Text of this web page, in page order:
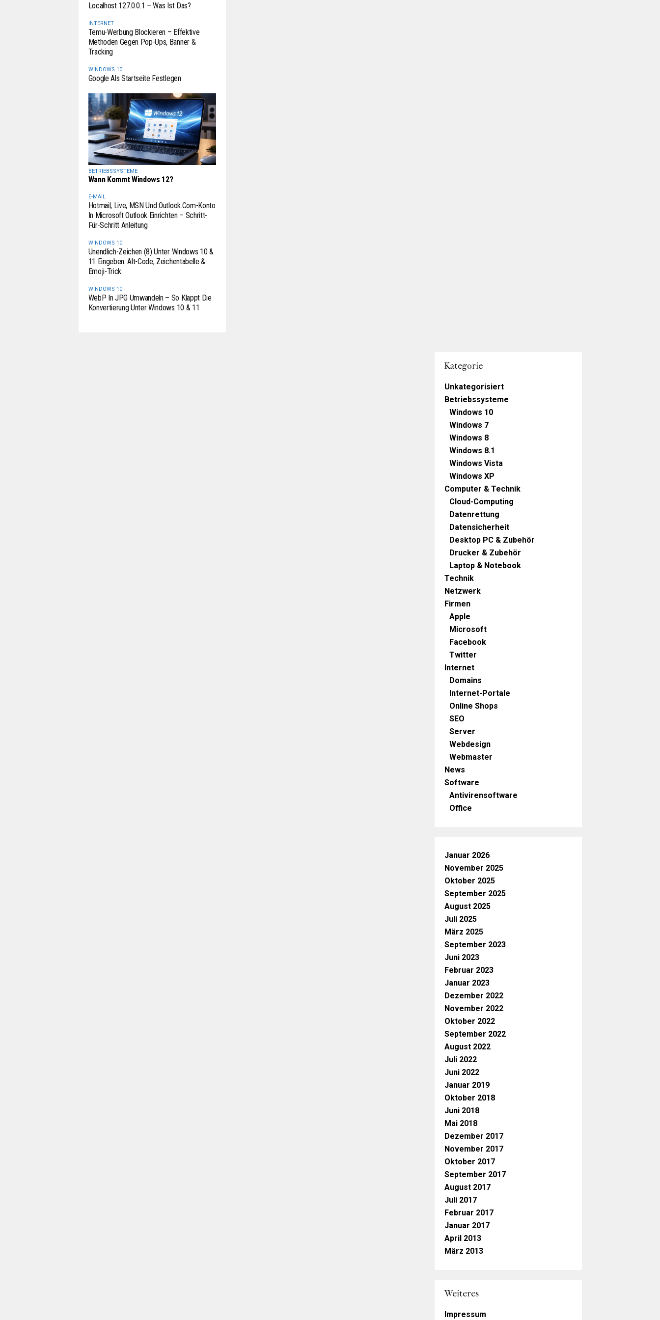
Localhost 127.0.0.1 – Was Ist Das?
INTERNET
Temu-Werbung Blockieren – Effektive
Methoden Gegen Pop-Ups, Banner &
Tracking
WINDOWS 10
Google Als Startseite Festlegen
BETRIEBSSYSTEME
Wann Kommt Windows 12?
E-MAIL
Hotmail, Live, MSN Und Outlook.com-Konto
In Microsoft Outlook Einrichten – Schritt-
Für-Schritt Anleitung
WINDOWS 10
Unendlich-Zeichen (8) Unter Windows 10 &
11 Eingeben: Alt-Code, Zeichentabelle &
Emoji-Trick
WINDOWS 10
WebP In JPG Umwandeln – So Klappt Die
Konvertierung Unter Windows 10 & 11
Kategorie
Unkategorisiert
Betriebssysteme
Windows 10
Windows 7
Windows 8
Windows 8.1
Windows Vista
Windows XP
Computer & Technik
Cloud-Computing
Datenrettung
Datensicherheit
Desktop PC & Zubehör
Drucker & Zubehör
Laptop & Notebook
Technik
Netzwerk
Firmen
Apple
Microsoft
Facebook
Twitter
Internet
Domains
Internet-Portale
Online Shops
SEO
Server
Webdesign
Webmaster
News
Software
Antivirensoftware
Office
Januar 2026
November 2025
Oktober 2025
September 2025
August 2025
Juli 2025
März 2025
September 2023
Juni 2023
Februar 2023
Januar 2023
Dezember 2022
November 2022
Oktober 2022
September 2022
August 2022
Juli 2022
Juni 2022
Januar 2019
Oktober 2018
Juni 2018
Mai 2018
Dezember 2017
November 2017
Oktober 2017
September 2017
August 2017
Juli 2017
Februar 2017
Januar 2017
April 2013
März 2013
Weiteres
Impressum